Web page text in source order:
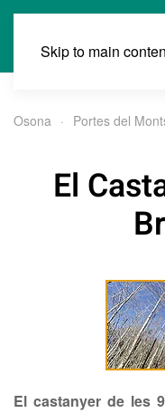
Skip to main
Osona Portes del
El
El castanyer de les